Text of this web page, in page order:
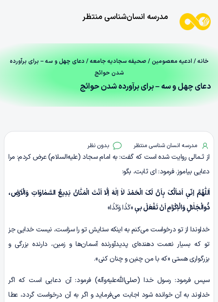
مدرسه انسان‌شناسی منتظر
خانه/ ادعیه معصومین/ صحیفه سجادیه جامعه/ دعای چهل‌ و سه – برای برآورده
شدن حوائج
دعای چهل‌ و سه – برای برآورده شدن حوائج
مدرسه انسان شناسی منتظر بدون نظر
از ثـمالی روایت شده است که گفت: به امام سجاد (علیه‌السلام) عرض کردم: مرا
دعایی بیاموز. فرمود: ای ثابت، بگو:
اَللّٰهُمَّ اِنّیٖ اَسْاَلُکَ بِاَنَّ لَکَ الْحَمْدَ لاٰ اِلٰهَ اِلّٰا اَنْتَ الْمَنّٰانُ بَدِیعُ السَّمٰاوٰاتِ وَالْاَرْضِ،
ذُوالْجَلٰالِ وَالْاِکْرٰامِ اَنْ تَفْعَلَ بیٖ«کَذٰا وَکَذٰا»
خداوندا از تو درخواست می‌کنم به اینکه ستایش تو را سزاست، نیست خدایی جز
تو که بسیار نعمت دهنده‌ای پدیدآورنده آسمان‌ها و زمین، دارنده بزرگی و
بزرگواری هستی «که با من چنین و چنان کنی».
سپس فرمود: رسول خدا (صلی‌الله‌علیه‌وآله) فرمود: آن دعایی است که اگر
خداوند به آن خوانده شود اجابت می‌فرماید و اگر به آن درخواست گردد، عطا